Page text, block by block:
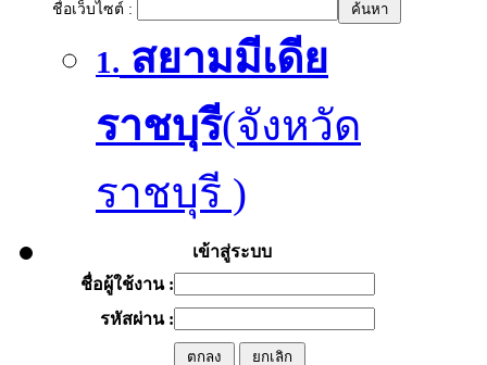
ชื่อเว็บไซต์ :
1. สยามมีเดีย
ราชบุรี(จังหวัด
ราชบุรี )
เข้าสู่ระบบ
ชื่อผู้ใช้งาน :
รหัสผ่าน :